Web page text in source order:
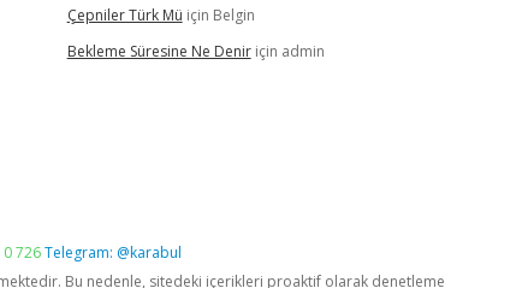
Çepniler Türk Mü için Belgin
Bekleme Süresine Ne Deniriçin admin
726Telegram: @karabul
Bu nedenle, sitedeki içerikleri proaktif olarak denetleme